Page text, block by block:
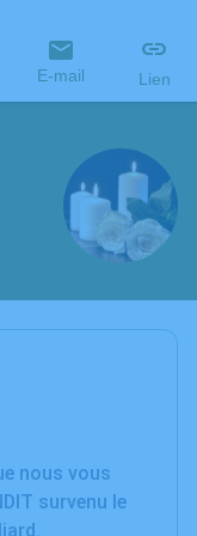
E-mail Lien
nous vous
survenu le